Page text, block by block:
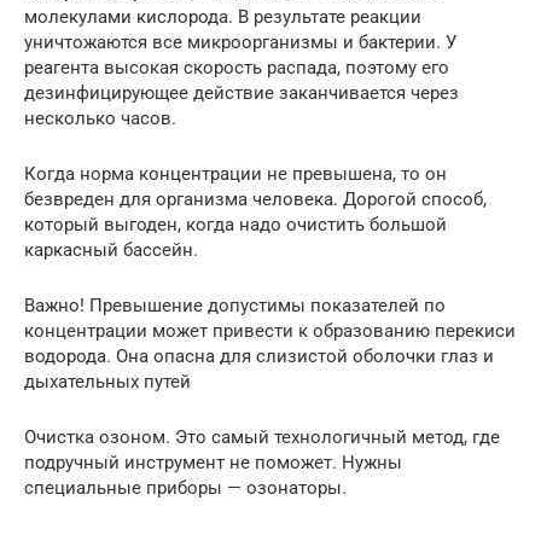
молекулами кислорода. В результате реакции
уничтожаются все микроорганизмы и бактерии. У
реагента высокая скорость распада, поэтому его
дезинфицирующее действие заканчивается через
несколько часов.
Когда норма концентрации не превышена, то он
безвреден для организма человека. Дорогой способ,
который выгоден, когда надо очистить большой
каркасный бассейн.
Важно! Превышение допустимы показателей по
концентрации может привести к образованию перекиси
водорода. Она опасна для слизистой оболочки глаз и
дыхательных путей
Очистка озоном. Это самый технологичный метод, где
подручный инструмент не поможет. Нужны
специальные приборы — озонаторы.